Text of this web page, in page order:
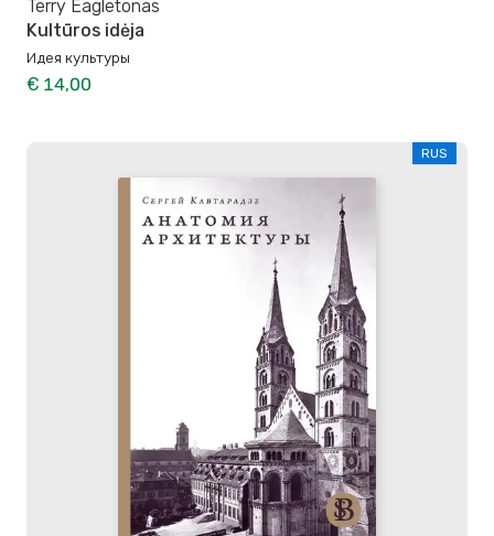
Terry Eagletonas
Kultūros idėja
Идея культуры
€ 14,00
RUS